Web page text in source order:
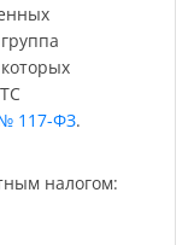
117-ФЗ.
налогом: